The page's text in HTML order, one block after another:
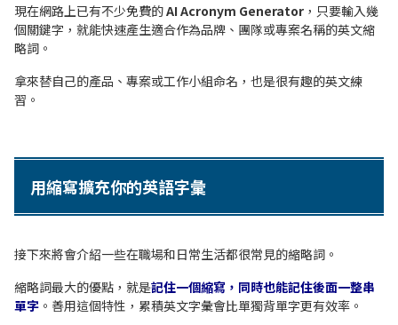
現在網路上已有不少免費的AI Acronym Generator ，只要輸入幾
個關鍵字，就能快速產生適合作為品牌、團隊或專案名稱的英文縮
略詞。
拿來替自己的產品、專案或工作小組命名，也是很有趣的英文練
習。
用縮寫擴充你的英語字彙
接下來將會介紹一些在職場和日常生活都很常見的縮略詞。
縮略詞最大的優點，就是記住一個縮寫，同時也能記住後面一整串
單字 。善用這個特性，累積英文字彙會比單獨背單字更有效率。